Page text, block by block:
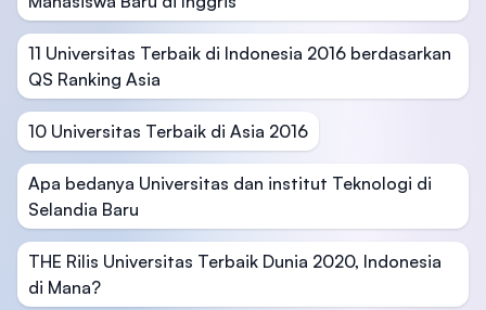
11 Universitas Terbaik di Indonesia 2016 berdasarkan
QS Ranking Asia
10 Universitas Terbaik di Asia 2016
Apa bedanya Universitas dan institut Teknologi di
Selandia Baru
THE Rilis Universitas Terbaik Dunia 2020, Indonesia
di Mana?